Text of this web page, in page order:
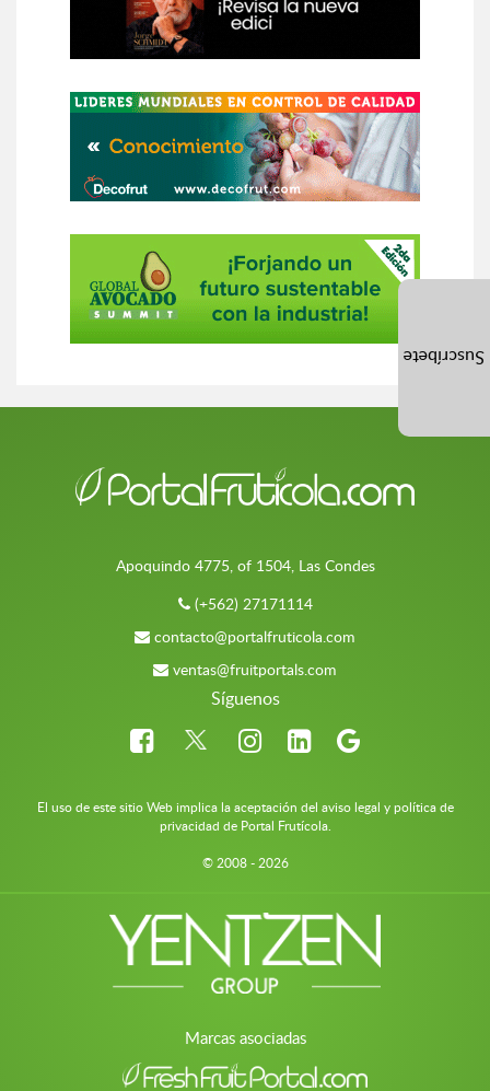
Apoquindo 4775, of 1504, Las Condes
(+562) 27171114
contacto@portalfruticola.com
ventas@fruitportals.com
Síguenos
El uso de este sitio Web implica la aceptación del aviso legal y política de
privacidad de Portal Frutícola.
© 2008 - 2026
Marcas asociadas
Suscríbete